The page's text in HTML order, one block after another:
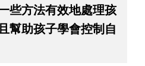
些方法有效地處理孩
幫助孩子學會控制自